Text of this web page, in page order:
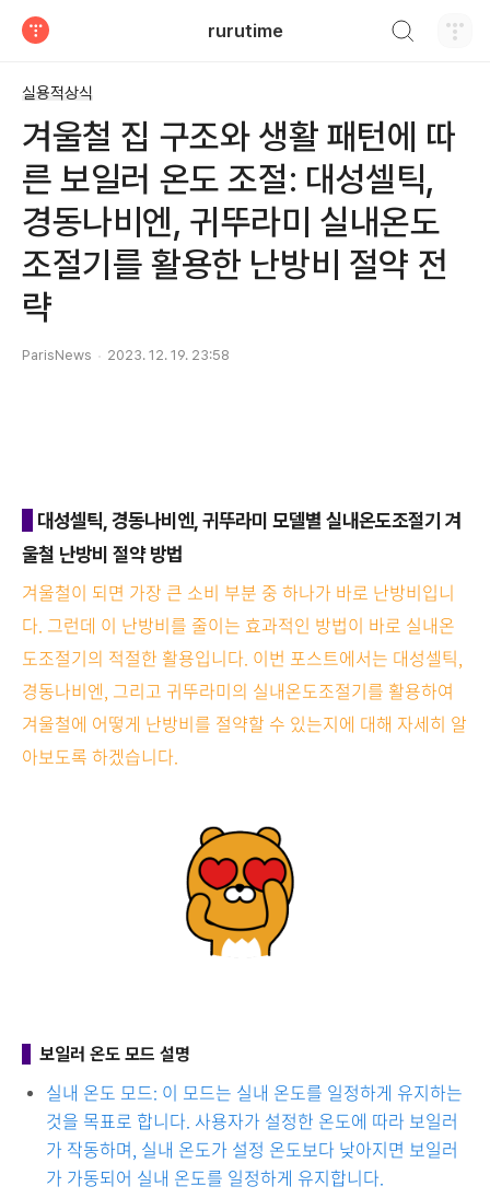
rurutime
실용적상식
겨울철 집 구조와 생활 패턴에 따
른 보일러 온도 조절: 대성셀틱,
경동나비엔, 귀뚜라미 실내온도
조절기를 활용한 난방비 절약 전
략
ParisNews 2023. 12. 19. 23:58
대성셀틱, 경동나비엔, 귀뚜라미 모델별 실내온도조절기 겨
울철 난방비 절약 방법
겨울철이 되면 가장 큰 소비 부분 중 하나가 바로 난방비입니
다. 그런데 이 난방비를 줄이는 효과적인 방법이 바로 실내온
도조절기의 적절한 활용입니다. 이번 포스트에서는 대성셀틱,
경동나비엔, 그리고 귀뚜라미의 실내온도조절기를 활용하여
겨울철에 어떻게 난방비를 절약할 수 있는지에 대해 자세히 알
아보도록 하겠습니다.
보일러 온도 모드 설명
실내 온도 모드: 이 모드는 실내 온도를 일정하게 유지하는
것을 목표로 합니다. 사용자가 설정한 온도에 따라 보일러
가 작동하며, 실내 온도가 설정 온도보다 낮아지면 보일러
가 가동되어 실내 온도를 일정하게 유지합니다.